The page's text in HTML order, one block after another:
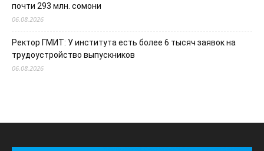
почти 293 млн. сомони
06.08.2026
Ректор ГМИТ: У института есть более 6 тысяч заявок на
трудоустройство выпускников
06.08.2026